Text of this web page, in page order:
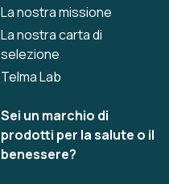
La nostra missione
La nostra carta di
selezione
Telma Lab
Sei un marchio di
prodotti per la salute o il
benessere?